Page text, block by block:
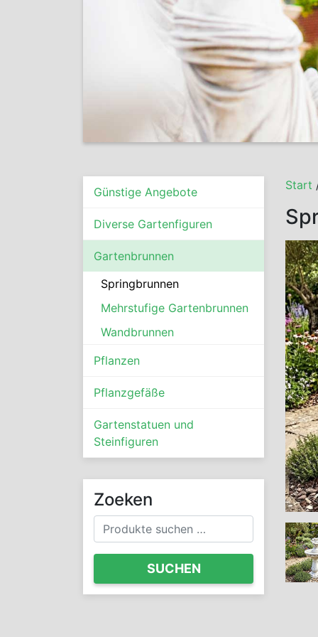
Günstige Angebote
Diverse Gartenfiguren
Gartenbrunnen
Springbrunnen
Mehrstufige Gartenbrunnen
Wandbrunnen
Pflanzen
Pflanzgefäße
Gartenstatuen und
Steinfiguren
Zoeken
Suchen
nach:
SUCHEN
Start